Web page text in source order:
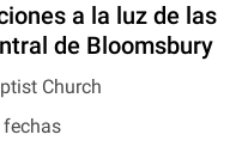
a la luz de las
de Bloomsbury
Church